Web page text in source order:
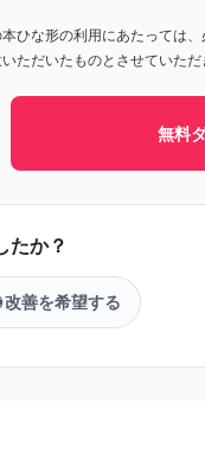
ひな形の利用にあたっては、
ただいたものとさせていただ
無料
改善を希望する